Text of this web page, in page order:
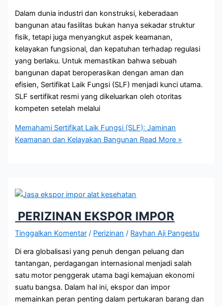
Dalam dunia industri dan konstruksi, keberadaan
bangunan atau fasilitas bukan hanya sekadar struktur
fisik, tetapi juga menyangkut aspek keamanan,
kelayakan fungsional, dan kepatuhan terhadap regulasi
yang berlaku. Untuk memastikan bahwa sebuah
bangunan dapat beroperasikan dengan aman dan
efisien, Sertifikat Laik Fungsi (SLF) menjadi kunci utama.
SLF sertifikat resmi yang dikeluarkan oleh otoritas
kompeten setelah melalui
Memahami Sertifikat Laik Fungsi (SLF): Jaminan
Keamanan dan Kelayakan Bangunan Read More »
PERIZINAN EKSPOR IMPOR
Tinggalkan Komentar / Perizinan / Rayhan Aji Pangestu
Di era globalisasi yang penuh dengan peluang dan
tantangan, perdagangan internasional menjadi salah
satu motor penggerak utama bagi kemajuan ekonomi
suatu bangsa. Dalam hal ini, ekspor dan impor
memainkan peran penting dalam pertukaran barang dan